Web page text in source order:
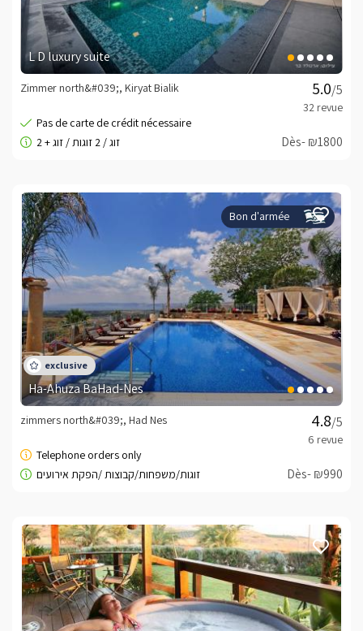
L D luxury suite
/5
Zimmer north&#039;, Kiryat Bialik
Dès- ₪1800
Bon d'armée
Ha-Ahuza BaHad-Nes
/5
zimmers north&#039;, Had Nes
Dès- ₪990